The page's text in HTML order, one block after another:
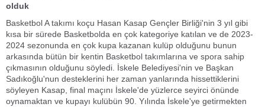
olduk
Basketbol A takımı koçu Hasan Kasap Gençler Birliği'nin 3 yıl gibi
kısa bir sürede Basketbolda en çok kategoriye katılan ve de 2023-
2024 sezonunda en çok kupa kazanan kulüp olduğunu bunun
arkasında bütün bir kentin Basketbol takımlarına ve spora sahip
çıkmasının olduğunu söyledi. İskele Belediyesi'nin ve Başkan
Sadıkoğlu'nun desteklerini her zaman yanlarında hissettiklerini
söyleyen Kasap, final maçını İskele'de yüzlerce seyirci önünde
oynamaktan ve kupayı kulübün 90. Yılında İskele'ye getirmekten